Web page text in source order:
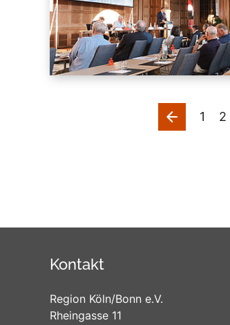
vorherige
1 2
Kontakt
Region Köln/Bonn e.V.
Rheingasse 11